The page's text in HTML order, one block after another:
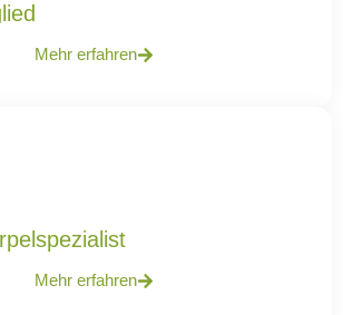
Mehr erfahren
Mehr erfahren